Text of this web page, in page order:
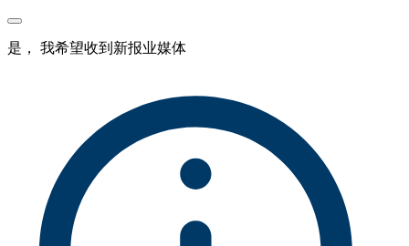
是， 我希望收到新报业媒体